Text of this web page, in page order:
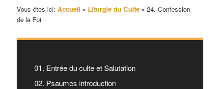
Vous êtes ici:Accueil » Liturgie du Culte »24. Confession
de la Foi
01. Entrée du culte et Salutation
02. Psaumes introduction